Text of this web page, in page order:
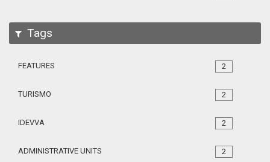
Tags
2
FEATURES
2
TURISMO
2
IDEVVA
2
ADMINISTRATIVE UNITS